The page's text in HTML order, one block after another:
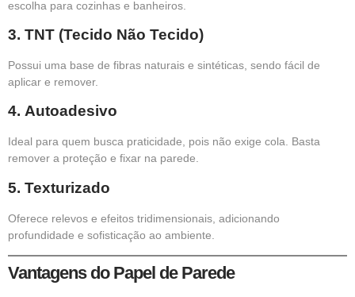
escolha para cozinhas e banheiros.
3. TNT (Tecido Não Tecido)
Possui uma base de fibras naturais e sintéticas, sendo fácil de
aplicar e remover.
4. Autoadesivo
Ideal para quem busca praticidade, pois não exige cola. Basta
remover a proteção e fixar na parede.
5. Texturizado
Oferece relevos e efeitos tridimensionais, adicionando
profundidade e sofisticação ao ambiente.
Vantagens do Papel de Parede